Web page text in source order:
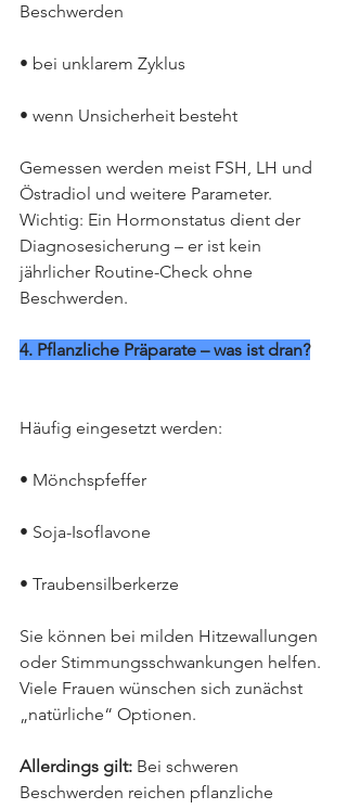
Beschwerden
• bei unklarem Zyklus
• wenn Unsicherheit besteht
Gemessen werden meist FSH, LH und
Östradiol und weitere Parameter.
Wichtig: Ein Hormonstatus dient der
Diagnosesicherung – er ist kein
jährlicher Routine-Check ohne
Beschwerden.
4. Pflanzliche Präparate – was ist dran?
Häufig eingesetzt werden:
• Mönchspfeffer
• Soja-Isoflavone
• Traubensilberkerze
Sie können bei milden Hitzewallungen
oder Stimmungsschwankungen helfen.
Viele Frauen wünschen sich zunächst
„natürliche“ Optionen.
Allerdings gilt: Bei schweren
Beschwerden reichen pflanzliche